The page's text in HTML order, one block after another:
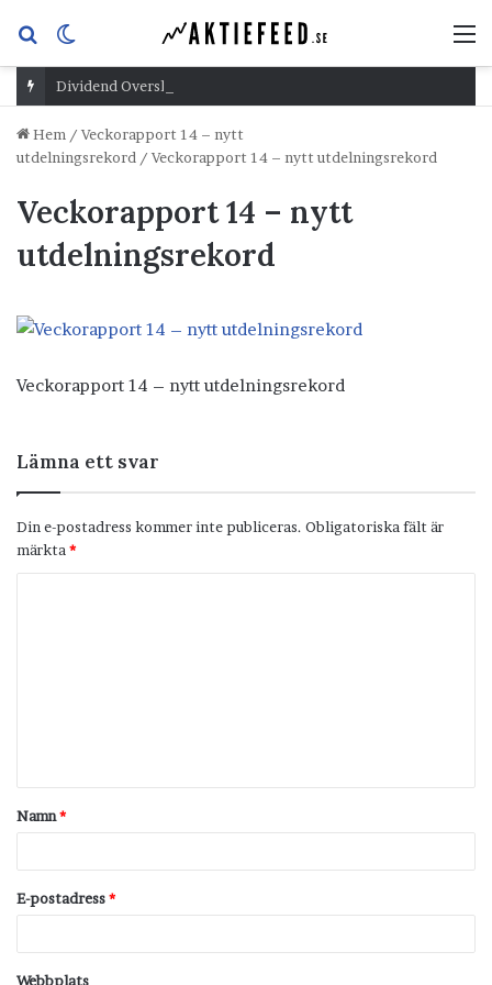
Sök
efterskin
Dividend Overshoot Day
Hem / Veckorapport 14 – nytt
utdelningsrekord / Veckorapport 14 – nytt utdelningsrekord
Veckorapport 14 – nytt
utdelningsrekord
Veckorapport 14 – nytt utdelningsrekord
Lämna ett svar
Din e-postadress kommer inte publiceras. Obligatoriska fält är
märkta *
t
a
Namn*
E-postadress*
Webbplats